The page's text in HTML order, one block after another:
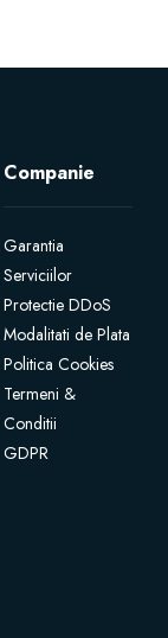
Companie
Garantia
Serviciilor
Protectie DDoS
Modalitati de Plata
Politica Cookies
Termeni &
Conditii
GDPR